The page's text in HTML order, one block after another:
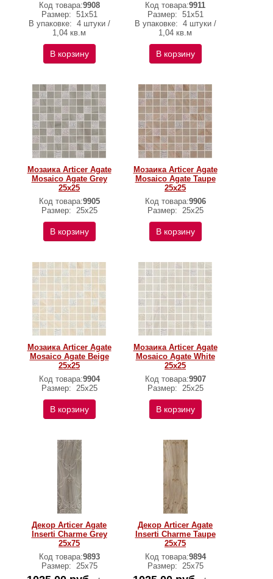
Код товара:9908
Размер: 51х51
В упаковке: 4 штуки /
1,04 кв.м
В корзину
Код товара:9911
Размер: 51х51
В упаковке: 4 штуки /
1,04 кв.м
В корзину
Мозаика Articer Agate
Mosaico Agate Grey
25х25
Код товара:9905
Размер: 25х25
В корзину
Мозаика Articer Agate
Mosaico Agate Taupe
25х25
Код товара:9906
Размер: 25х25
В корзину
Мозаика Articer Agate
Mosaico Agate Beige
25х25
Код товара:9904
Размер: 25х25
В корзину
Мозаика Articer Agate
Mosaico Agate White
25х25
Код товара:9907
Размер: 25х25
В корзину
Декор Articer Agate
Inserti Charme Grey
25х75
Код товара:9893
Размер: 25х75
Декор Articer Agate
Inserti Charme Taupe
25х75
Код товара:9894
Размер: 25х75